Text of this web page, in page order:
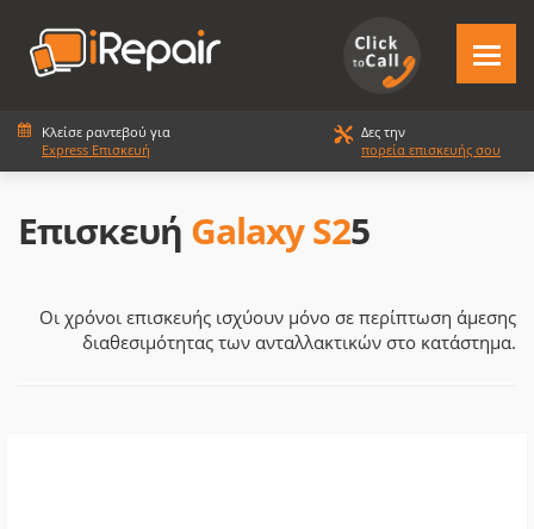
Κλείσε ραντεβού για
Express Επισκευή
Δες την
πορεία επισκευής σου
Επισκευή Galaxy S25
Οι χρόνοι επισκευής ισχύουν μόνο σε περίπτωση άμεσης
διαθεσιμότητας των ανταλλακτικών στο κατάστημα.